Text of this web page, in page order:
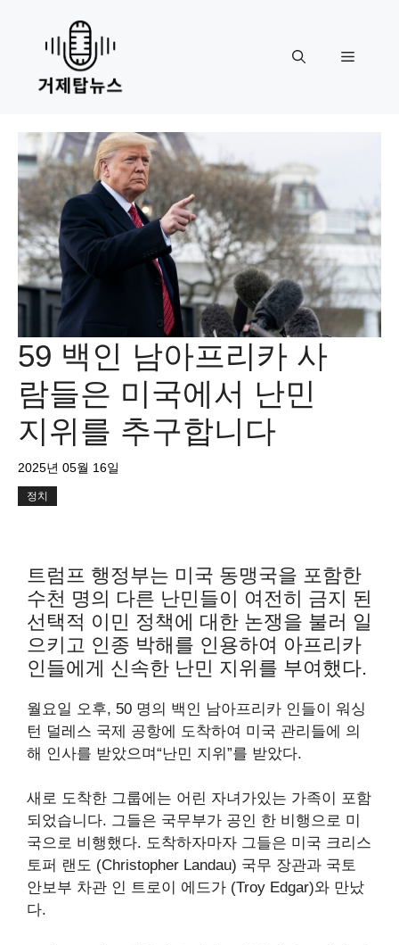
content
Menu
59 백인 남아프리카 사
람들은 미국에서 난민
지위를 추구합니다
2025년 05월 16일
정치
트럼프 행정부는 미국 동맹국을 포함한
수천 명의 다른 난민들이 여전히 금지 된
선택적 이민 정책에 대한 논쟁을 불러 일
으키고 인종 박해를 인용하여 아프리카
인들에게 신속한 난민 지위를 부여했다.
월요일 오후, 50 명의 백인 남아프리카 인들이 워싱
턴 덜레스 국제 공항에 도착하여 미국 관리들에 의
해 인사를 받았으며“난민 지위”를 받았다.
새로 도착한 그룹에는 어린 자녀가있는 가족이 포함
되었습니다. 그들은 국무부가 공인 한 비행으로 미
국으로 비행했다. 도착하자마자 그들은 미국 크리스
토퍼 랜도 (Christopher Landau) 국무 장관과 국토
안보부 차관 인 트로이 에드가 (Troy Edgar)와 만났
다.